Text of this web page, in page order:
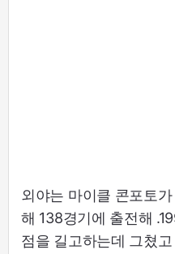
외야는 마이클 콘포토
해 138경기에 출전해
점을 길고하는데 그쳤